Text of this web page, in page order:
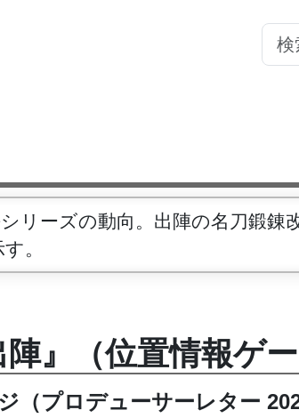
リーズの動向。出陣の名刀鍛
。
』（位置情報ゲー
（プロデューサーレター